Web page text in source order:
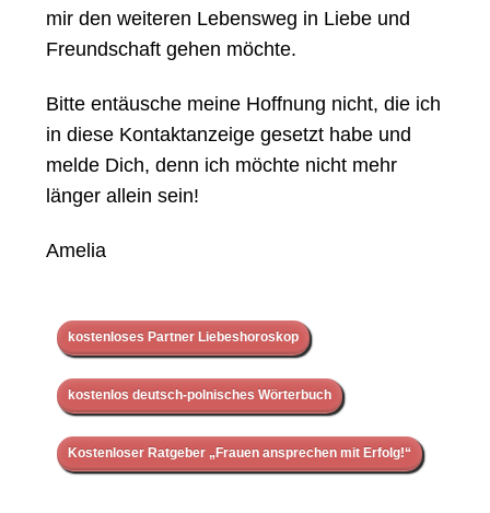
mir den weiteren Lebensweg in Liebe und
Freundschaft gehen möchte.
Bitte entäusche meine Hoffnung nicht, die ich
in diese Kontaktanzeige gesetzt habe und
melde Dich, denn ich möchte nicht mehr
länger allein sein!
Amelia
kostenloses Partner Liebeshoroskop
kostenlos deutsch-polnisches Wörterbuch
Kostenloser Ratgeber „Frauen ansprechen mit Erfolg!“